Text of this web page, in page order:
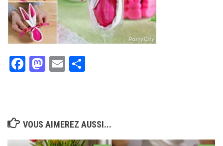
Facebook
Mastodon
Email
VOUS AIMEREZ AUSSI...